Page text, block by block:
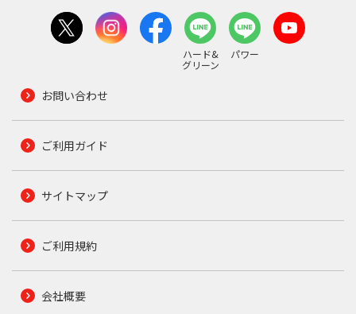
ハード&
グリーン
パワー
お問い合わせ
ご利用ガイド
サイトマップ
ご利用規約
会社概要